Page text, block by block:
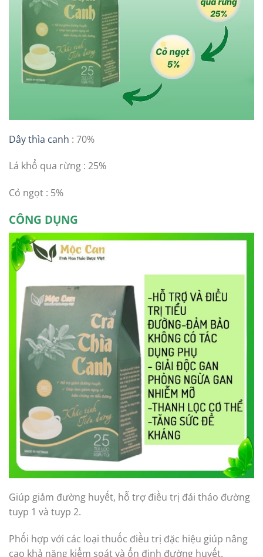
Dây thìa canh : 70%
Lá khổ qua rừng : 25%
Cỏ ngọt : 5%
CÔNG DỤNG
Giúp giảm đường huyết, hỗ trợ điều trị đái tháo đường
tuyp 1 và tuyp 2.
Phối hợp với các loại thuốc điều trị đặc hiệu giúp nâng
cao khả năng kiểm soát và ổn định đường huyết.